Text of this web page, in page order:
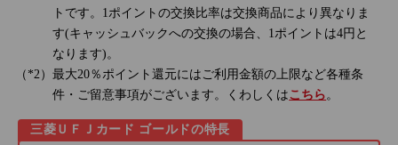
トです。1ポイントの交換比率は交換商品により異なりま
す(キャッシュバックへの交換の場合、1ポイントは4円と
なります)。
最大20％ポイント還元にはご利用金額の上限など各種条
件・ご留意事項がございます。くわしくはこちら 。
三菱ＵＦＪカード ゴールドの特長